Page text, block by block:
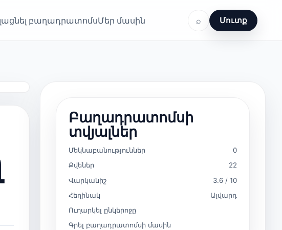
բաղադրատոմսՄեր մասին ⌕ Մուտք
Բաղադրատոմսի
տվյալներ
Մեկնաբանություններ
0
Քվեներ
22
Վարկանիշ
3.6 / 10
Հեղինակ
Ալվարդ
Ուղարկել ընկերոջը
Գրել բաղադրատոմսի մասին